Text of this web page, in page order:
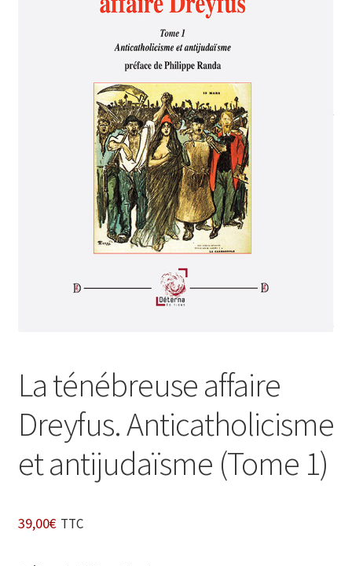
Listes d’Envies
Livres de Peter Randa
Livres de Philippe Randa
Login Customizer
Nous Contacter
Politique de confidentialité et cookies
Qui sommes-nous ?
La ténébreuse affaire
Dreyfus. Anticatholicisme
et antijudaïsme (Tome 1)
39,00€ TTC